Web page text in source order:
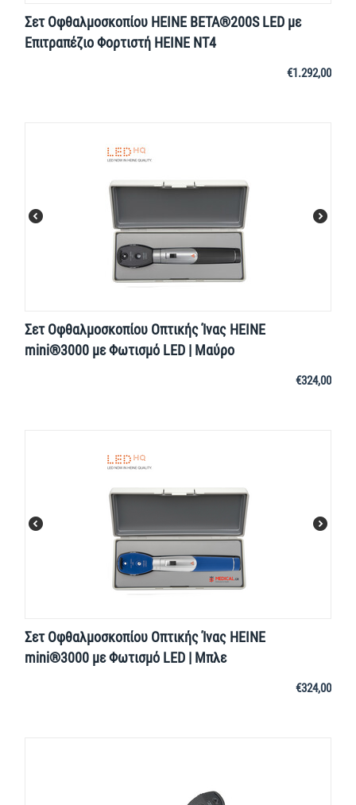
Σετ Οφθαλμοσκοπίου HEINE BETA®200S LED με
Επιτραπέζιο Φορτιστή HEINE NT4
€1.292,00
Σετ Οφθαλμοσκοπίου Οπτικής Ίνας HEINE
mini®3000 με Φωτισμό LED | Μαύρο
€324,00
Σετ Οφθαλμοσκοπίου Οπτικής Ίνας HEINE
mini®3000 με Φωτισμό LED | Μπλε
€324,00